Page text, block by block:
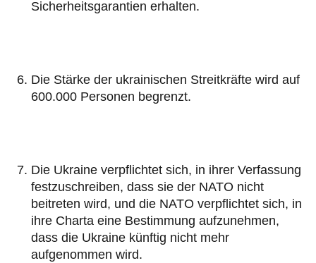
Sicherheitsgarantien erhalten.
Die Stärke der ukrainischen Streitkräfte wird auf
600.000 Personen begrenzt.
Die Ukraine verpflichtet sich, in ihrer Verfassung
festzuschreiben, dass sie der NATO nicht
beitreten wird, und die NATO verpflichtet sich, in
ihre Charta eine Bestimmung aufzunehmen,
dass die Ukraine künftig nicht mehr
aufgenommen wird.